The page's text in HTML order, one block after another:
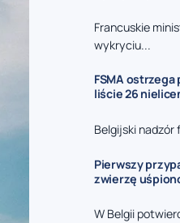
Francuskie
wykryciu...
FSMA
liście 26
Belgijski nadzór
Pierwszy
zwierzę
W Belgii